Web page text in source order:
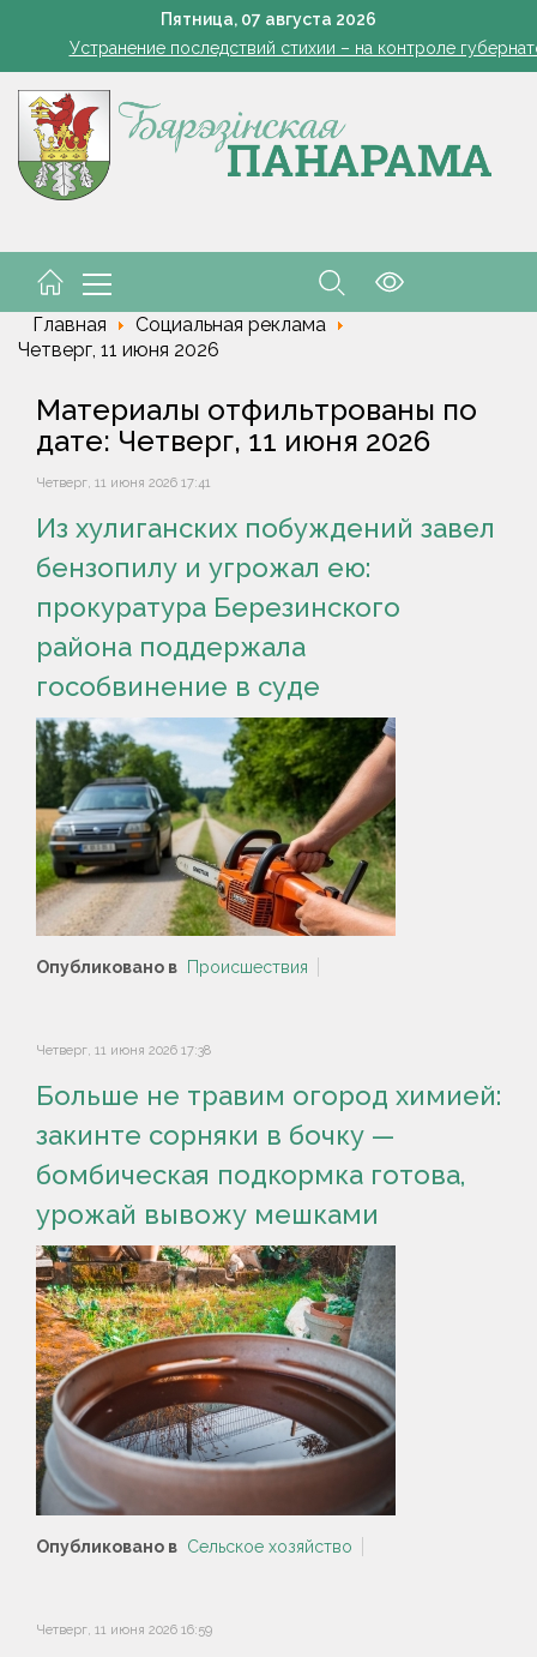
Пятница, 07 августа 2026
поручил вернуть в севооборот все поля Минской
Устранение последствий стихии – на контроле
Да трыццаці кубоў за змену
Марковские – одно сердце на всех
поручил вернуть в севооборот все поля Минской
Да трыццаці кубоў за змену
Главная
Социальная реклама
Четверг, 11 июня 2026
Материалы отфильтрованы по
дате: Четверг, 11 июня 2026
Четверг, 11 июня 2026 17:41
Из хулиганских побуждений завел
бензопилу и угрожал ею:
прокуратура Березинского
района поддержала
гособвинение в суде
Опубликовано в Происшествия
Четверг, 11 июня 2026 17:38
Больше не травим огород химией:
закинте сорняки в бочку —
бомбическая подкормка готова,
урожай вывожу мешками
Опубликовано в Сельское хозяйство
Четверг, 11 июня 2026 16:59